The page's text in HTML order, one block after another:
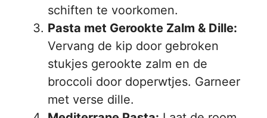
schiften te voorkomen.
Pasta met Gerookte Zalm & Dille:
Vervang de kip door gebroken
stukjes gerookte zalm en de
broccoli door doperwtjes. Garneer
met verse dille.